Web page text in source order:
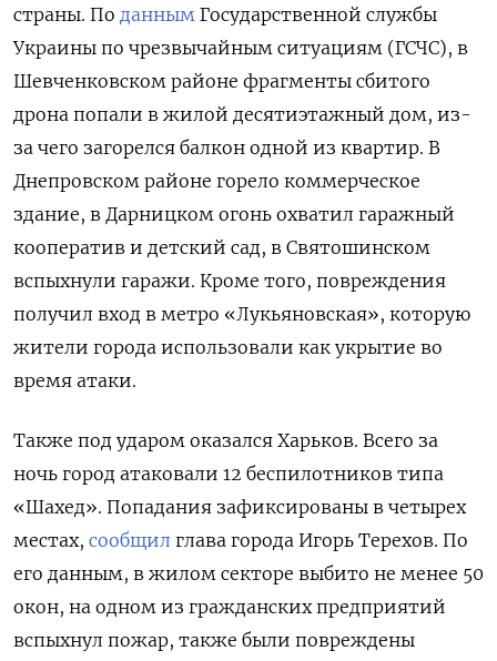
страны. По данным Государственной службы
Украины по чрезвычайным ситуациям (ГСЧС), в
Шевченковском районе фрагменты сбитого
дрона попали в жилой десятиэтажный дом, из-
за чего загорелся балкон одной из квартир. В
Днепровском районе горело коммерческое
здание, в Дарницком огонь охватил гаражный
кооператив и детский сад, в Святошинском
вспыхнули гаражи. Кроме того, повреждения
получил вход в метро «Лукьяновская», которую
жители города использовали как укрытие во
время атаки.
Также под ударом оказался Харьков. Всего за
ночь город атаковали 12 беспилотников типа
«Шахед». Попадания зафиксированы в четырех
местах, сообщил глава города Игорь Терехов. По
его данным, в жилом секторе выбито не менее 50
окон, на одном из гражданских предприятий
вспыхнул пожар, также были повреждены